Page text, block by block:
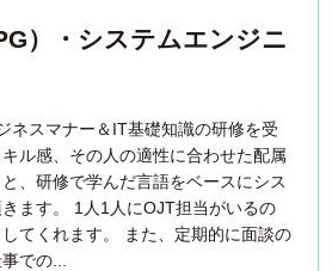
）・システムエンジニ
ネスマナー＆IT基礎知識の研修を受
ル感、その人の適性に合わせた配属
、研修で学んだ言語をベースにシス
ます。 1人1人にOJT担当がいるの
てくれます。 また、定期的に面談の
での...